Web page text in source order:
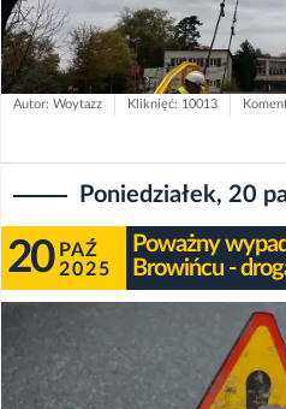
Autor: Woytazz Kliknięć: 10013
Poniedziałek, 20
20 PAŹ
2025
Poważny
Browińcu -